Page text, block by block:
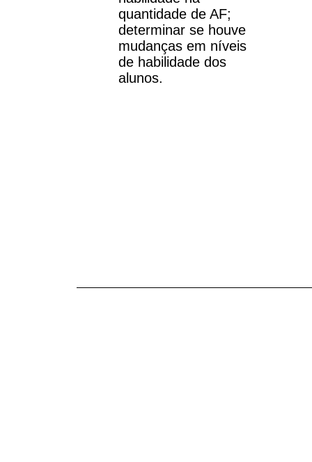
quantidade de AF;
determinar se houve
mudanças em níveis
de habilidade dos
alunos.